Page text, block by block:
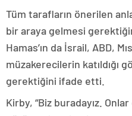
Tüm tarafların önerilen
bir araya gelmesi
Hamas’ın da İsrail, ABD,
müzakerecilerin katıldığı
gerektiğini ifade etti.
Kirby, “Biz buradayız. Onlar